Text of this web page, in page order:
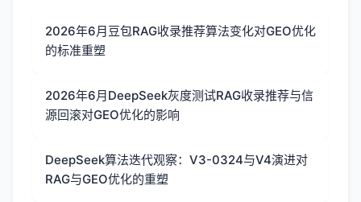
2026年6月豆包RAG收录推荐算法变化对GEO优化
的标准重塑
2026年6月DeepSeek灰度测试RAG收录推荐与信
源回滚对GEO优化的影响
DeepSeek算法迭代观察：V3-0324与V4演进对
RAG与GEO优化的重塑